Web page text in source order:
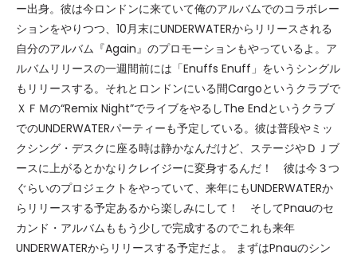
ー出身。彼は今ロンドンに来ていて俺のアルバムでのコラボレー
ションをやりつつ、10月末にUNDERWATERからリリースされる
自分のアルバム『Again』のプロモーションもやっているよ。ア
ルバムリリースの一週間前には「Enuffs Enuff」をいうシングル
もリリースする。それとロンドンにいる間Cargoというクラブで
ＸＦＭの“Remix Night”でライブをやるしThe Endというクラブ
でのUNDERWATERパーティーも予定している。彼は普段やミッ
クシング・デスクに座る時は静かなんだけど、ステージやＤＪブ
ースに上がるとかなりクレイジーに変身するんだ！ 彼は今３つ
ぐらいのプロジェクトをやっていて、来年にもUNDERWATERか
らリリースする予定あるから楽しみにして！ そしてPnauのセ
カンド・アルバムももう少しで完成するのでこれも来年
UNDERWATERからリリースする予定だよ。 まずはPnauのシン